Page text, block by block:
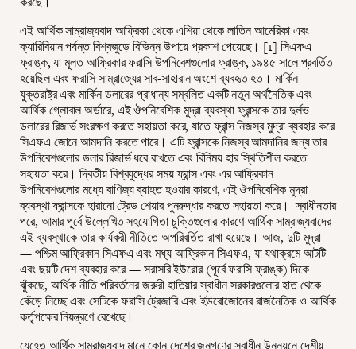
এই আর্থিক সাম্রাজ্যবাদ আফ্রিকা থেকে এশিয়া থেকে লাতিন আমেরিকা এবং
ক্যারিবিয়ান পর্যন্ত বিশ্বজুড়ে বিভিন্ন উপায়ে প্রকাশ পেয়েছে। [1] সিএফএ
ফ্রাঙ্ক, যা মূলত আফ্রিকার ফরাসি উপনিবেশগুলোর ফ্রাঙ্ক, ১৯৪৫ সালে প্রবর্তিত
হয়েছিল এবং ফরাসি সাম্রাজ্যের সাব-সাহারান অংশে ব্যবহৃত হত। মার্কিন
যুক্তরাষ্ট্র এবং মার্কিন ডলারের প্রাধান্য সম্বলিত একটি নতুন অর্থনৈতিক এবং
আর্থিক গ্লোবাল অর্ডারে, এই ঔপনিবেশিক মুদ্রা ব্যবস্থা ফ্রান্সকে তার দুর্লভ
ডলারের রিজার্ভ সংরক্ষণ করতে সহায়তা করে, যাতে ফ্রান্স নিজস্ব মুদ্রা ব্যবহার করে
সিএফএ জোনে আমদানি করতে পারে। এটি ফ্রান্সকে নিজস্ব আমদানির জন্য তার
উপনিবেশগুলোর ডলার রিজার্ভ ধরে রাখতে এবং বিনিময় হার স্থিতিশীল করতে
সহায়তা করে। দ্বিতীয় বিশ্বযুদ্ধের সময় ফ্রান্স এবং এর আফ্রিকান
উপনিবেশগুলোর মধ্যে বাণিজ্য ব্যাহত হওয়ার কারণে, এই ঔপনিবেশিক মুদ্রা
ব্যবস্থা ফ্রান্সকে হারানো ট্রেড শেয়ার পুনরুদ্ধার করতে সহায়তা করে। স্বাধীনতার
পরে, আমার পূর্বে উল্লেখিত সহযোগিতা চুক্তিগুলোর কারণে আর্থিক সাম্রাজ্যবাদের
এই ব্যবস্থাকে তার কার্যকরী নীতিতে অপরিবর্তিত রাখা হয়েছে। আজ, দুটি মুদ্রা
— পশ্চিম আফ্রিকান সিএফএ এবং মধ্য আফ্রিকান সিএফএ, যা যথাক্রমে আটটি
এবং ছয়টি দেশ ব্যবহার করে — সরাসরি ইউরোর (পূর্বে ফরাসি ফ্রাঙ্ক) দিকে
ঝুঁকছে, আর্থিক নীতি পরিবর্তনের জরুরী হাতিয়ার স্বাধীন সরকারগুলোর হাত থেকে
কেঁড়ে নিচ্ছে এবং সেটিকে ফরাসি ট্রেজারি এবং ইউরোজোনের রাজনৈতিক ও আর্থিক
কর্তৃপক্ষের নিয়ন্ত্রণে রেখেছে।
যেহেতু আর্থিক সাম্রাজ্যবাদ মানে কোন দেশের জনগণের স্বাধীন উন্নয়নে দেশীয়